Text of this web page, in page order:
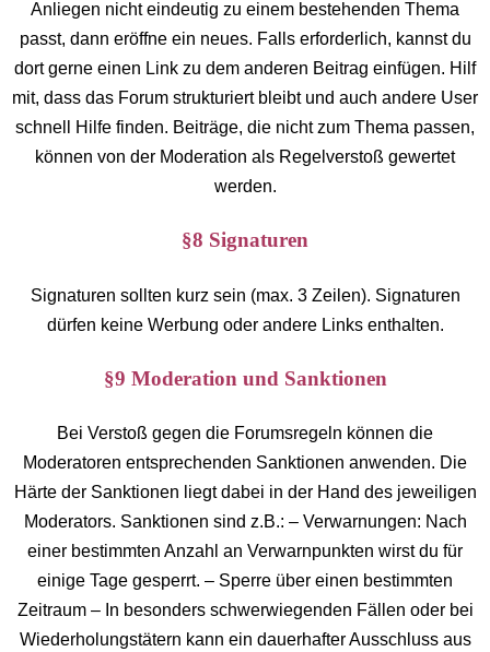
Anliegen nicht eindeutig zu einem bestehenden Thema
passt, dann eröffne ein neues. Falls erforderlich, kannst du
dort gerne einen Link zu dem anderen Beitrag einfügen. Hilf
mit, dass das Forum strukturiert bleibt und auch andere User
schnell Hilfe finden. Beiträge, die nicht zum Thema passen,
können von der Moderation als Regelverstoß gewertet
werden.
§8 Signaturen
Signaturen sollten kurz sein (max. 3 Zeilen). Signaturen
dürfen keine Werbung oder andere Links enthalten.
§9 Moderation und Sanktionen
Bei Verstoß gegen die Forumsregeln können die
Moderatoren entsprechenden Sanktionen anwenden. Die
Härte der Sanktionen liegt dabei in der Hand des jeweiligen
Moderators. Sanktionen sind z.B.: – Verwarnungen: Nach
einer bestimmten Anzahl an Verwarnpunkten wirst du für
einige Tage gesperrt. – Sperre über einen bestimmten
Zeitraum – In besonders schwerwiegenden Fällen oder bei
Wiederholungstätern kann ein dauerhafter Ausschluss aus